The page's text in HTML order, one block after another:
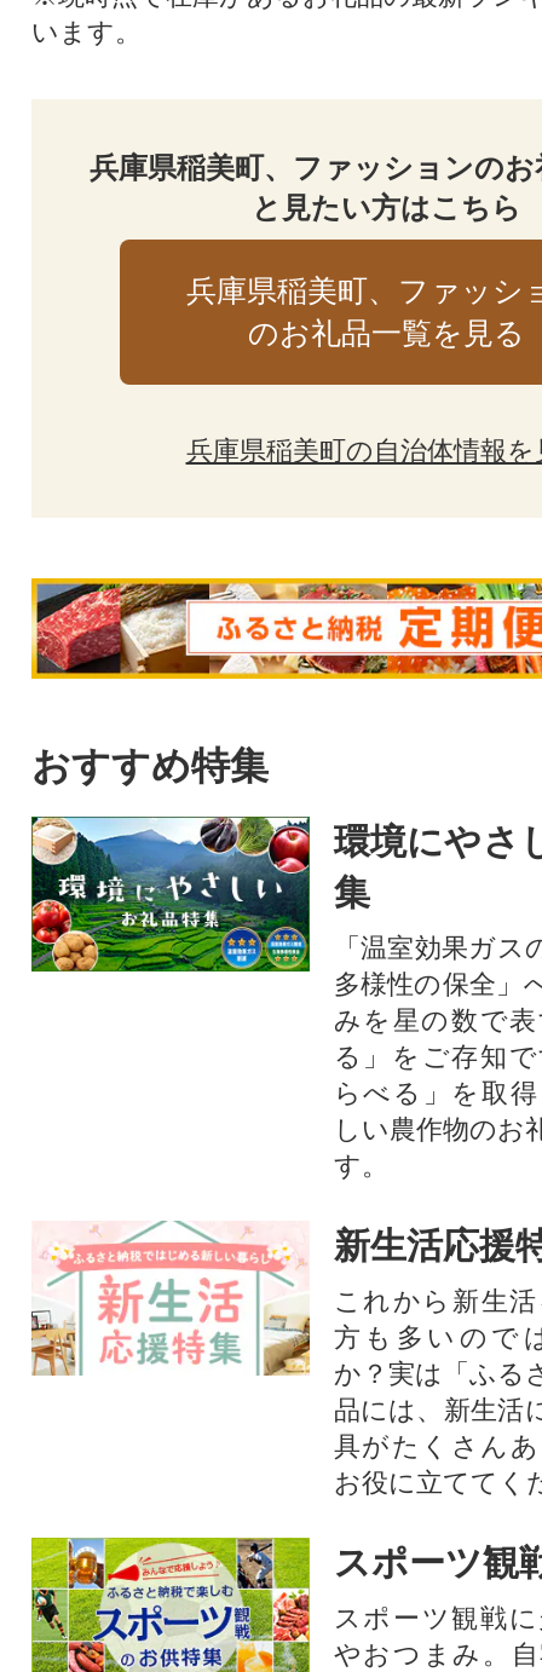
います。
兵庫県稲美町、ファッションの
と見たい方はこちら
兵庫県稲美町、ファッシ
のお礼品一覧を見る
兵庫県稲美町の自治体情報を
おすすめ特集
環境にやさ
集
「温室効果ガ
多様性の保全」
みを星の数で
る」をご存知
らべる」を取
しい農作物のお
す。​
新生活応援
これから新生
方も多いので
か？実は「ふる
品には、新生活
具がたくさん
お役に立ててく
スポーツ観
スポーツ観戦
やおつまみ。